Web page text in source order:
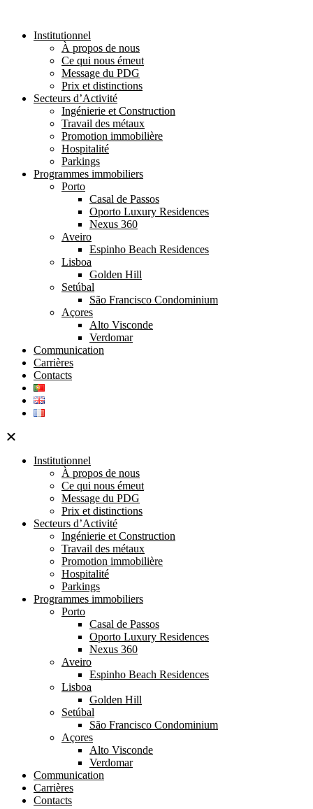
Institutionnel
À propos de nous
Ce qui nous émeut
Message du PDG
Prix et distinctions
Secteurs d’Activité
Ingénierie et Construction
Travail des métaux
Promotion immobilière
Hospitalité
Parkings
Programmes immobiliers
Porto
Casal de Passos
Oporto Luxury Residences
Nexus 360
Aveiro
Espinho Beach Residences
Lisboa
Golden Hill
Setúbal
São Francisco Condominium
Açores
Alto Visconde
Verdomar
Communication
Carrières
Contacts
Institutionnel
À propos de nous
Ce qui nous émeut
Message du PDG
Prix et distinctions
Secteurs d’Activité
Ingénierie et Construction
Travail des métaux
Promotion immobilière
Hospitalité
Parkings
Programmes immobiliers
Porto
Casal de Passos
Oporto Luxury Residences
Nexus 360
Aveiro
Espinho Beach Residences
Lisboa
Golden Hill
Setúbal
São Francisco Condominium
Açores
Alto Visconde
Verdomar
Communication
Carrières
Contacts